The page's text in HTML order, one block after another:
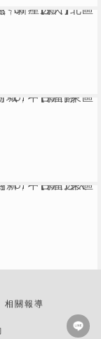
相關報導